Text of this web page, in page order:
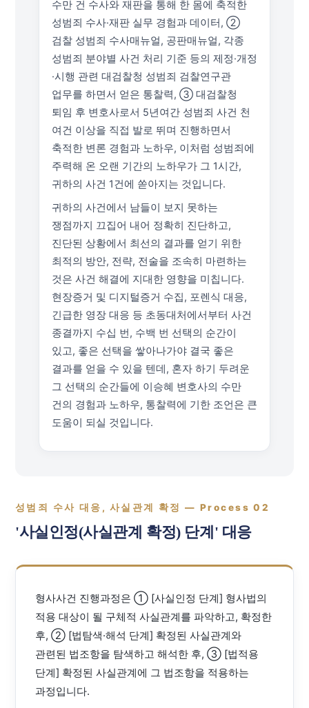
수만 건 수사와 재판을 통해 한 몸에 축적한
성범죄 수사·재판 실무 경험과 데이터, ②
검찰 성범죄 수사매뉴얼, 공판매뉴얼, 각종
성범죄 분야별 사건 처리 기준 등의 제정·개정
·시행 관련 대검찰청 성범죄 검찰연구관
업무를 하면서 얻은 통찰력, ③ 대검찰청
퇴임 후 변호사로서 5년여간 성범죄 사건 천
여건 이상을 직접 발로 뛰며 진행하면서
축적한 변론 경험과 노하우, 이처럼 성범죄에
주력해 온 오랜 기간의 노하우가 그 1시간,
귀하의 사건 1건에 쏟아지는 것입니다.
귀하의 사건에서 남들이 보지 못하는
쟁점까지 끄집어 내어 정확히 진단하고,
진단된 상황에서 최선의 결과를 얻기 위한
최적의 방안, 전략, 전술을 조속히 마련하는
것은 사건 해결에 지대한 영향을 미칩니다.
현장증거 및 디지털증거 수집, 포렌식 대응,
긴급한 영장 대응 등 초동대처에서부터 사건
종결까지 수십 번, 수백 번 선택의 순간이
있고, 좋은 선택을 쌓아나가야 결국 좋은
결과를 얻을 수 있을 텐데, 혼자 하기 두려운
그 선택의 순간들에 이승혜 변호사의 수만
건의 경험과 노하우, 통찰력에 기한 조언은 큰
도움이 되실 것입니다.
성범죄 수사 대응, 사실관계 확정 — Process 02
'사실인정(사실관계 확정) 단계' 대응
형사사건 진행과정은 ① [사실인정 단계] 형사법의
적용 대상이 될 구체적 사실관계를 파악하고, 확정한
후, ② [법탐색·해석 단계] 확정된 사실관계와
관련된 법조항을 탐색하고 해석한 후, ③ [법적용
단계] 확정된 사실관계에 그 법조항을 적용하는
과정입니다.